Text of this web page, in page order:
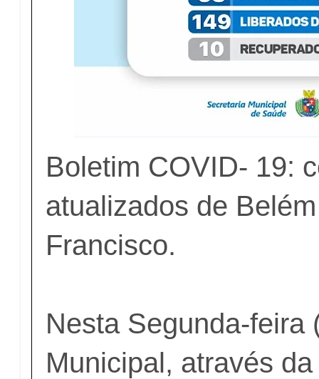
Boletim COVID- 19:
atualizados de
Francisco.
Nesta Segunda-feira
Municipal, através